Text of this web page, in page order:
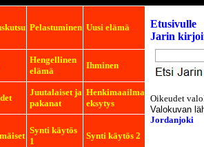
Pelastuminen Uusi elämä
Hengellinen
elämä
Ihminen
Juutalaiset ja
pakanat
Henkimaailma
eksytys
Synti käytös
1
Synti käytös 2
Etusivulle
Jarin
Oikeudet
Valokuvan
Jordanjoki